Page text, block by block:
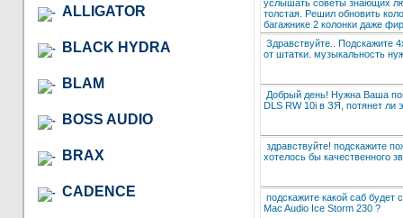
ALLIGATOR
BLACK HYDRA
BLAM
BOSS AUDIO
BRAX
CADENCE
услышать советы знающих
толстая. Решил обновить
багажнике 2 колонки даже
Здравствуйте.. Подскажите
от штатки. музыкальность
Добрый день! Нужна Ваша
DLS RW 10i в ЗЯ, потянет ли
здравствуйте! подскажите
хотелось бы качественного
подскажите какой саб будет
Mac Audio Ice Storm 230 ?